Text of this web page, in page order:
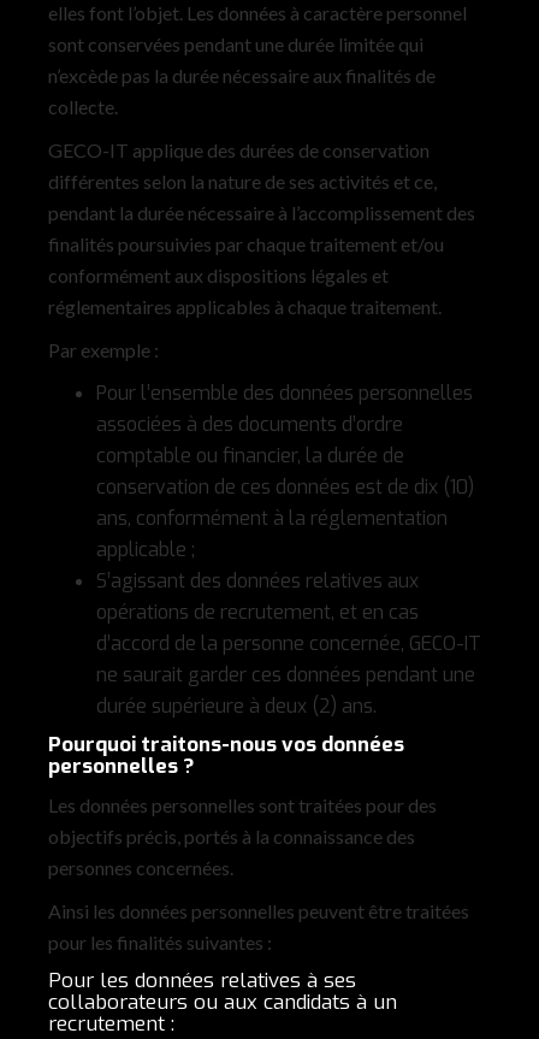
elles font l’objet. Les données à caractère personnel
sont conservées pendant une durée limitée qui
n’excède pas la durée nécessaire aux finalités de
collecte.
GECO-IT applique des durées de conservation
différentes selon la nature de ses activités et ce,
pendant la durée nécessaire à l’accomplissement des
finalités poursuivies par chaque traitement et/ou
conformément aux dispositions légales et
réglementaires applicables à chaque traitement.
Par exemple :
Pour l’ensemble des données personnelles
associées à des documents d’ordre
comptable ou financier, la durée de
conservation de ces données est de dix (10)
ans, conformément à la réglementation
applicable ;
S’agissant des données relatives aux
opérations de recrutement, et en cas
d’accord de la personne concernée, GECO-IT
ne saurait garder ces données pendant une
durée supérieure à deux (2) ans.
Pourquoi traitons-nous vos données
personnelles ?
Les données personnelles sont traitées pour des
objectifs précis, portés à la connaissance des
personnes concernées.
Ainsi les données personnelles peuvent être traitées
pour les finalités suivantes :
Pour les données relatives à ses
collaborateurs ou aux candidats à un
recrutement :